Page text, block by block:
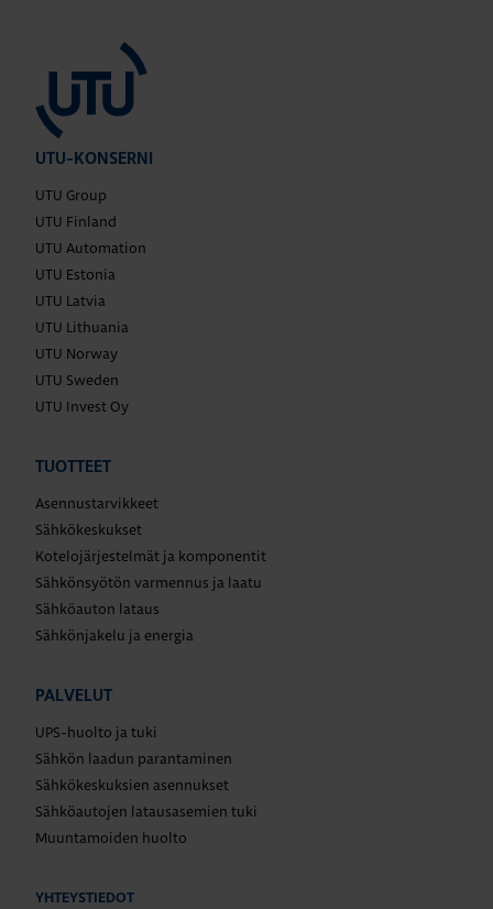
UTU-KONSERNI
UTU Group
UTU Finland
UTU Automation
UTU Estonia
UTU Latvia
UTU Lithuania
UTU Norway
UTU Sweden
UTU Invest Oy
TUOTTEET
Asennustarvikkeet
Sähkökeskukset
Kotelojärjestelmät ja komponentit
Sähkönsyötön varmennus ja laatu
Sähköauton lataus
Sähkönjakelu ja energia
PALVELUT
UPS-huolto ja tuki
Sähkön laadun parantaminen
Sähkökeskuksien asennukset
Sähköautojen latausasemien tuki
Muuntamoiden huolto
YHTEYSTIEDOT